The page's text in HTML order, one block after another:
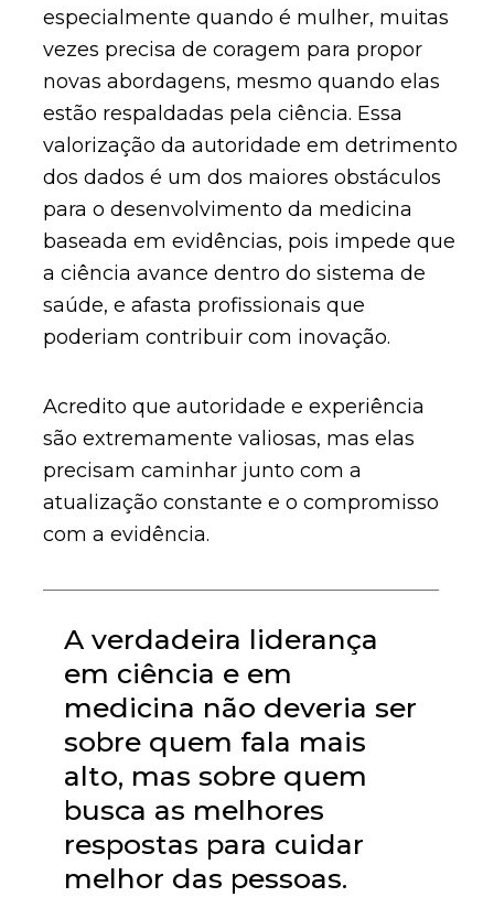
especialmente quando é mulher, muitas
vezes precisa de coragem para propor
novas abordagens, mesmo quando elas
estão respaldadas pela ciência. Essa
valorização da autoridade em detrimento
dos dados é um dos maiores obstáculos
para o desenvolvimento da medicina
baseada em evidências, pois impede que
a ciência avance dentro do sistema de
saúde, e afasta profissionais que
poderiam contribuir com inovação.
Acredito que autoridade e experiência
são extremamente valiosas, mas elas
precisam caminhar junto com a
atualização constante e o compromisso
com a evidência.
A verdadeira liderança
em ciência e em
medicina não deveria ser
sobre quem fala mais
alto, mas sobre quem
busca as melhores
respostas para cuidar
melhor das pessoas.